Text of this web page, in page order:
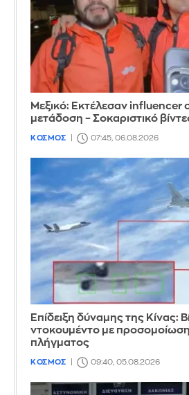
Μεξικό: Εκτέλεσαν influencer
μετάδοση – Σοκαριστικό
ΚΟΣΜΟΣ 07:45, 06.08.2026
Επίδειξη δύναμης της Κίνας:
ντοκουμέντο με
πλήγματος
ΚΟΣΜΟΣ 09:40, 05.08.2026